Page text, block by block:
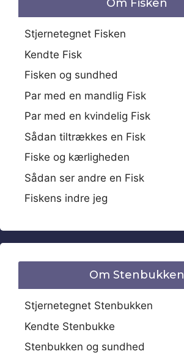
Om Fisken
Stjernetegnet Fisken
Kendte Fisk
Fisken og sundhed
Par med en mandlig Fisk
Par med en kvindelig Fisk
Sådan tiltrækkes en Fisk
Fiske og kærligheden
Sådan ser andre en Fisk
Fiskens indre jeg
Om Stenbukken
Stjernetegnet Stenbukken
Kendte Stenbukke
Stenbukken og sundhed